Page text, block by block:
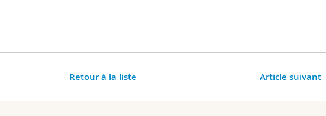
Article suivant
Retour à la liste